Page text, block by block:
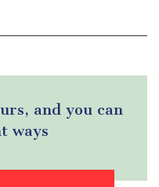
and you can
ways